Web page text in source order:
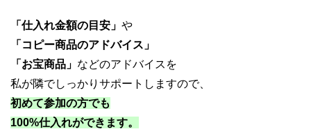
「仕入れ金額の目安」 や
「コピー商品のアドバイス」
「お宝商品」 などのアドバイスを
私が隣でしっかりサポートしますので、
初めて参加の方でも
100%仕入れができます。